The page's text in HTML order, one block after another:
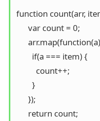
function count(arr,
      var count = 0;
        if(a === item) {
          count++;
        }
      });
      return count;